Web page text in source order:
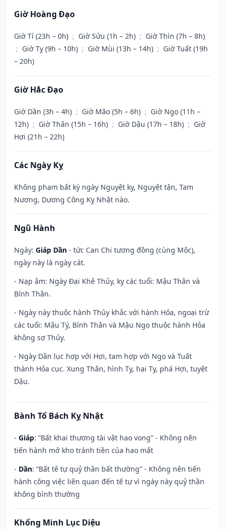
Giờ Hoàng Đạo
Giờ Tí (23h – 0h) ; Giờ Sửu (1h – 2h) ; Giờ Thìn (7h – 8h)
; Giờ Tỵ (9h – 10h) ; Giờ Mùi (13h – 14h) ; Giờ Tuất (19h
– 20h)
Giờ Hắc Đạo
Giờ Dần (3h – 4h) ; Giờ Mão (5h – 6h) ; Giờ Ngọ (11h –
12h) ; Giờ Thân (15h – 16h) ; Giờ Dậu (17h – 18h) ; Giờ
Hợi (21h – 22h)
Các Ngày Kỵ
Không phạm bất kỳ ngày Nguyệt kỵ, Nguyệt tận, Tam
Nương, Dương Công Kỵ Nhật nào.
Ngũ Hành
Ngày: Giáp Dần - tức Can Chi tương đồng (cùng Mộc),
ngày này là ngày cát.
- Nạp âm: Ngày Đại Khê Thủy, kỵ các tuổi: Mậu Thân và
Bính Thân.
- Ngày này thuộc hành Thủy khắc với hành Hỏa, ngoại trừ
các tuổi: Mậu Tý, Bính Thân và Mậu Ngọ thuộc hành Hỏa
không sợ Thủy.
- Ngày Dần lục hợp với Hợi, tam hợp với Ngọ và Tuất
thành Hỏa cục. Xung Thân, hình Tỵ, hại Tỵ, phá Hợi, tuyệt
Dậu.
Bành Tổ Bách Kỵ Nhật
- Giáp: “Bất khai thương tài vật hao vong” - Không nên
tiến hành mở kho tránh tiền của hao mất
- Dần: “Bất tế tự quỷ thần bất thường” - Không nên tiến
hành công việc liên quan đến tế tự vì ngày này quỷ thần
không bình thường
Khổng Minh Lục Diệu